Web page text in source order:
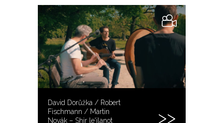
David Dorůžka / Robert
Fischmann / Martin
Novák – Shir le'ilanot